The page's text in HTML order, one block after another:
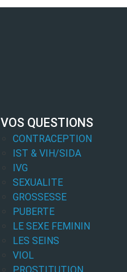
VOS QUESTIONS
CONTRACEPTION
IST & VIH/SIDA
IVG
SEXUALITE
GROSSESSE
PUBERTE
LE SEXE FEMININ
LES SEINS
VIOL
PROSTITUTION